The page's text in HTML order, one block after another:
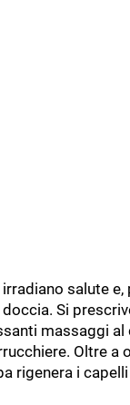
salute
Si
massaggi
Oltre a
rigenera i